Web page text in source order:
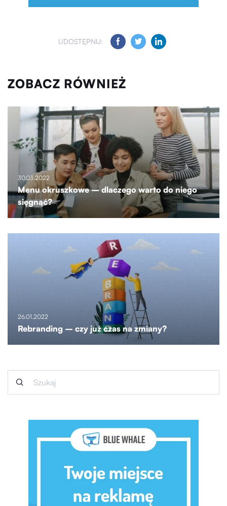
UDOSTĘPNIJ:
ZOBACZ RÓWNIEŻ
30.03.2022
Menu okruszkowe – dlaczego warto do niego
sięgnąć?
26.01.2022
Rebranding – czy już czas na zmiany?